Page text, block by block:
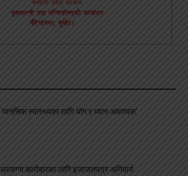
‘मानसिक स्वास्थ्यका लागि योग र ध्यान आवश्यक’
घरजग्गा कारोबारका लागि इजाजतपत्र अनिवार्य